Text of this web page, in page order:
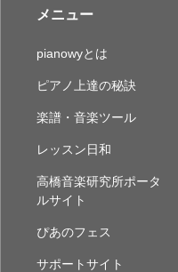
メニュー
pianowyとは
ピアノ上達の秘訣
楽譜・音楽ツール
レッスン日和
高橋音楽研究所ポータ
ルサイト
ぴあのフェス
サポートサイト